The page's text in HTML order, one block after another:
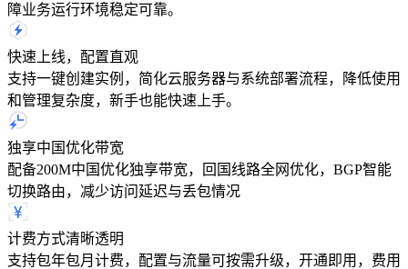
障业务运行环境稳定可靠。
快速上线，配置直观
支持一键创建实例，简化云服务器与系统部署流程，降低使用
和管理复杂度，新手也能快速上手。
独享中国优化带宽
配备200M中国优化独享带宽，回国线路全网优化，BGP智能
切换路由，减少访问延迟与丢包情况
计费方式清晰透明
支持包年包月计费，配置与流量可按需升级，开通即用，费用